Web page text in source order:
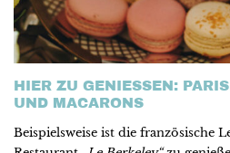
HIER ZU GENIESSEN:
ND MACARONS
Beispielsweise ist die französische